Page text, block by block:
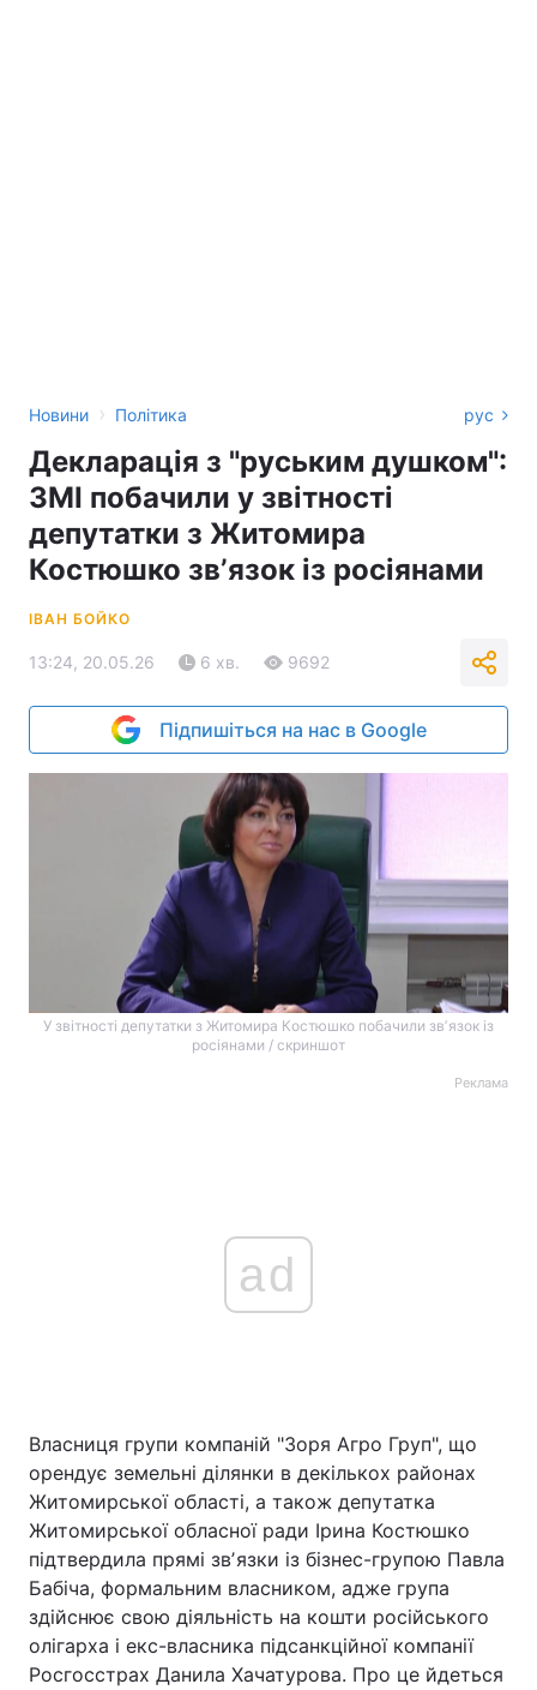
Новини › Політика рус
Декларація з "руським душком":
ЗМІ побачили у звітності
депутатки з Житомира
Костюшко звʼязок із росіянами
ІВАН БОЙКО
13:24, 20.05.26 6 хв. 9692
Підпишіться на нас в Google
У звітності депутатки з Житомира Костюшко побачили звʼязок із
росіянами / скриншот
Реклама
ad
Власниця групи компаній "Зоря Агро Груп", що
орендує земельні ділянки в декількох районах
Житомирської області, а також депутатка
Житомирської обласної ради Ірина Костюшко
підтвердила прямі звʼязки із бізнес-групою Павла
Бабіча, формальним власником, адже група
здійснює свою діяльність на кошти російського
олігарха і екс-власника підсанкційної компанії
Росгосстрах Данила Хачатурова. Про це йдеться